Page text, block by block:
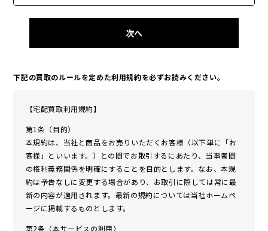
次へ
下記の買取のルールを定めた利用規約を必ずお読みください｡
【宅配買取利用規約】
第1条（目的）
本規約は、当社と商品をお売りいただくお客様（以下単に「お
客様」といいます。）との間でお取引するにあたり、当事者間
の権利義務関係を明確にすることを目的とします。なお、本規
約は予告なしに変更する場合があり、お取引に際しては常に最
新の内容が適用されます。最新の規約については当社ホームペ
ージに掲載するものとします。
第2条（本サービスの利用）